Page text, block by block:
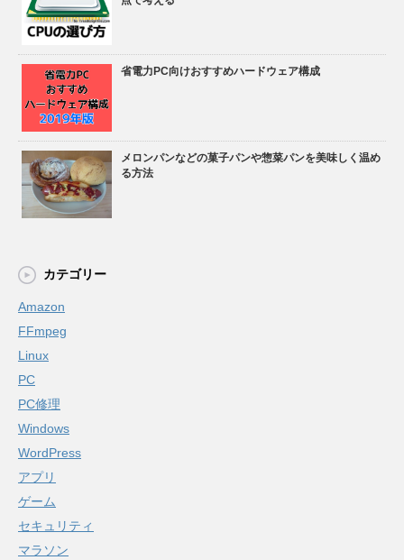
省電力PC向けおすすめハードウェア構成
メロンパンなどの菓子パンや惣菜パンを美味しく温め
る方法
カテゴリー
Amazon
FFmpeg
Linux
PC
PC修理
Windows
WordPress
アプリ
ゲーム
セキュリティ
マラソン